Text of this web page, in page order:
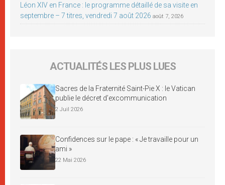
Léon XIV en France : le programme détaillé de sa visite en
septembre – 7 titres, vendredi 7 août 2026 août 7, 2026
ACTUALITÉS LES PLUS LUES
Sacres de la Fraternité Saint-Pie X : le Vatican
publie le décret d’excommunication
2 Juil 2026
Confidences sur le pape : « Je travaille pour un
ami »
22 Mai 2026